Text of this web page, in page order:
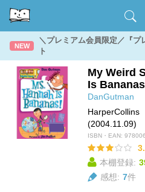
NEW
＼プレミアム会員限定／『プ
ト
My Weird
Is
DanGutman
HarperCollins
(2004.11.09)
ISBN・EAN:
本棚登録:
感想: 7件